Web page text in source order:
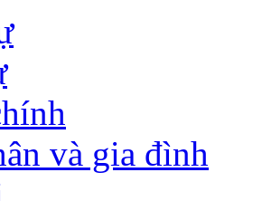
và gia đình